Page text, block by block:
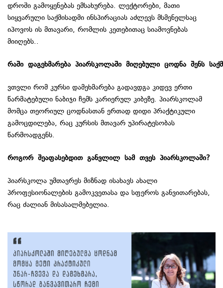
დროში გამოყენებას ემსახურება. ლექტორები, მათი
სიყვარული საქმისადმი ინსპირაციას აძლევს მსმენელსაც
იპოვოს ის მთავარი, რომლის კეთებითაც სიამოვნებას
მიიღებს..
რაში დაგეხმარება პიარსკოლაში მიღებული ცოდნა შენს
ვთვლი რომ კურსი დამეხმარება გადავდგა კიდევ ერთი
წარმატებული ნაბიჯი ჩემს კარიერულ კიბეზე. პიარსკოლამ
მომცა თეორიულ ცოდნასთან ერთად დიდი პრაქტიკული
გამოცდილება, რაც კურსის მთავარ უპირატესობას
წარმოადგენს.
როგორ შეაფასებდით განვლილ სამ თვეს პიარსკოლაში?
პიარსკოლა უმთავრეს მიზნად ისახავს ახალი
პროფესიონალების გამოკვეთასა და სფეროს განვითარებას,
რაც ძალიან მისასალმებელია.